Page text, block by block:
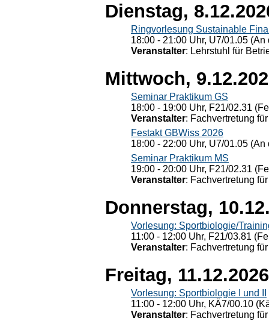
Dienstag,
Ringvorlesung Sustainable
18:00 - 21:00 Uhr, U7/01.05
Veranstalter: Lehrstuhl für
Mittwoch,
Seminar Praktikum GS
18:00 - 19:00 Uhr, F21/02.31
Veranstalter: Fachvertretung
Festakt GBWiss 2026
18:00 - 22:00 Uhr, U7/01.05
Seminar Praktikum MS
19:00 - 20:00 Uhr, F21/02.31
Veranstalter: Fachvertretung
Donnerstag,
Vorlesung: Sportbiologie/
11:00 - 12:00 Uhr, F21/03.81
Veranstalter: Fachvertretung
Freitag, 11.12.2026
Vorlesung: Sportbiologie I und II
11:00 - 12:00 Uhr, KÄ7/00.10
Veranstalter: Fachvertretung